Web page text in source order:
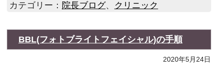
カテゴリー： 院長ブログ、 クリニック
BBL(フォトブライトフェイシャル)の手順
2020年5月24日